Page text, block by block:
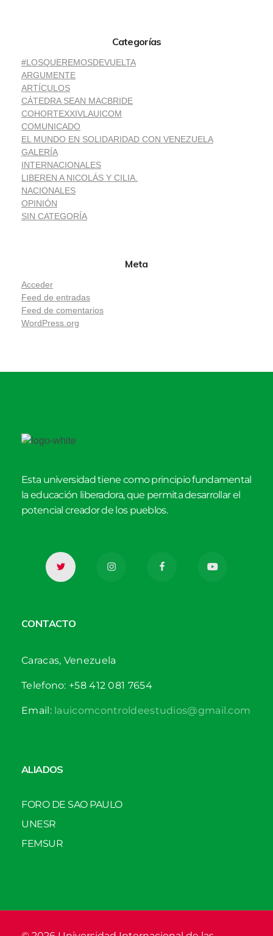
Categorías
#LOSQUEREMOSDEVUELTA
ARGUMENTE
ARTÍCULOS
CÁTEDRA SEAN MACBRIDE
COHORTEXXIVLAUICOM
COMUNICADO
EL MUNDO EN SOLIDARIDAD CON VENEZUELA
GALERÍA
INTERNACIONALES
LIBEREN A NICOLÁS Y CILIA.
NACIONALES
OPINIÓN
SIN CATEGORÍA
Meta
Acceder
Feed de entradas
Feed de comentarios
WordPress.org
Esta universidad tiene como principio fundamental
la educación liberadora, que permita desarrollar el
potencial creador de los pueblos.
CONTACTO
Caracas, Venezuela
Telefono: +58 412 081 7654
Email:lauicomcontroldeestudios@gmail.com
ALIADOS
FORO DE SAO PAULO
UNESR
FEMSUR